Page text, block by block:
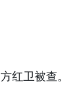
卫被查。